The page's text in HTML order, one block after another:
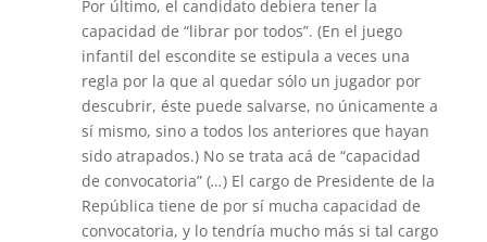
Por último, el candidato debiera tener la
capacidad de “librar por to­dos”. (En el juego
infantil del escondite se estipula a veces una
regla por la que al quedar sólo un jugador por
descubrir, éste puede salvarse, no úni­camente a
sí mismo, sino a todos los anteriores que hayan
sido atrapados.) No se trata acá de “capacidad
de convocatoria” (…) El cargo de Presidente de la
República tiene de por sí mucha capacidad de
convocatoria, y lo tendría mucho más si tal cargo